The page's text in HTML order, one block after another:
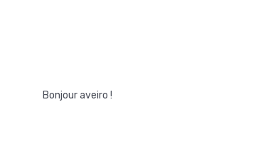
Bonjour aveiro !